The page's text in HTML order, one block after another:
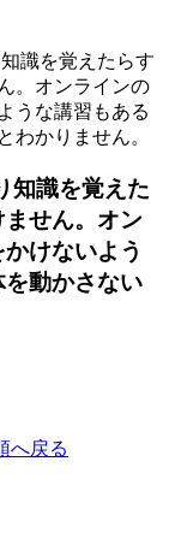
識を覚えたらす
。オンラインの
うな講習もある
わかりません。
知識を覚えた
せん。オン
けないよう
動かさない
へ戻る